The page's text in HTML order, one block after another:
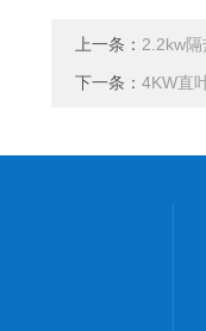
上一条： 2.2kw
下一条： 4KW直